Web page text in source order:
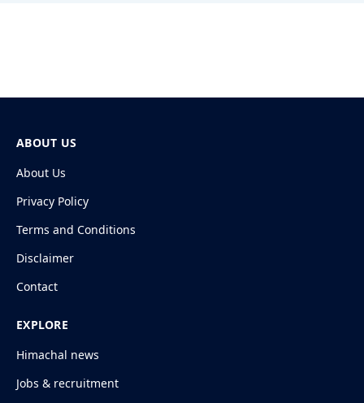
ABOUT US
About Us
Privacy Policy
Terms and Conditions
Disclaimer
Contact
EXPLORE
Himachal news
Jobs & recruitment